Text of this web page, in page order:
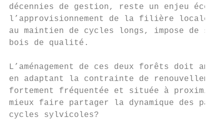
décennies de gestion, reste un enjeu
l’approvisionnement de la filière locale.
au maintien de cycles longs, impose de
bois de qualité.
L’aménagement de ces deux forêts doit
en adaptant la contrainte de
fortement fréquentée et située à proximité
mieux faire partager la dynamique des
cycles sylvicoles?